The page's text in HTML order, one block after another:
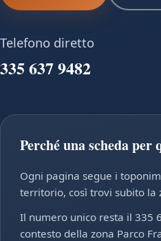
Telefono diretto
335 637 9482
Perché una scheda per
Ogni pagina segue i
territorio, così trovi subito la
Il numero unico resta il 335
contesto della zona Parco